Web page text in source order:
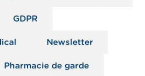
GDPR
Newsletter
Pharmacie de garde